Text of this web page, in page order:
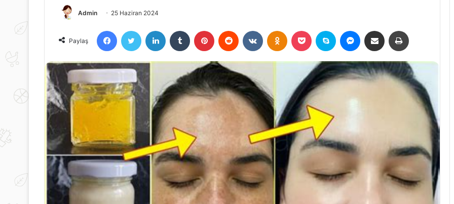
Admin 25 Haziran 2024
Paylaş
FacebookTwitter LinkedIn Tumblr Pinterest Reddit VKontakteOdnoklassniki
Pocket Skype MessengerE-Posta ile paylaş